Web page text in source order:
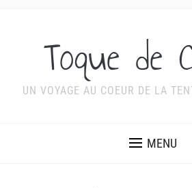
Toque de
UN VOYAGE AU COEUR DE LA
MENU